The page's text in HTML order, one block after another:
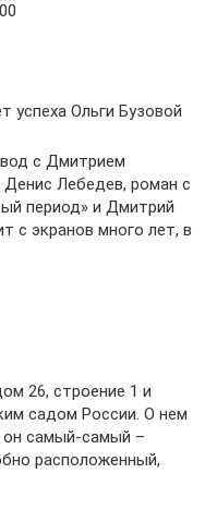
успеха Ольги Бузовой
с Дмитрием
Лебедев, роман с
период» и Дмитрий
с экранов много лет, в
26, строение 1 и
садом России. О нем
он самый-самый –
расположенный,